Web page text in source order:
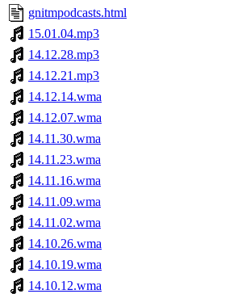
gnitmpodcasts.html
15.01.04.mp3
14.12.28.mp3
14.12.21.mp3
14.12.14.wma
14.12.07.wma
14.11.30.wma
14.11.23.wma
14.11.16.wma
14.11.09.wma
14.11.02.wma
14.10.26.wma
14.10.19.wma
14.10.12.wma